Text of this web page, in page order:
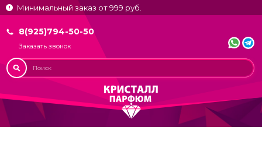
Минимальный заказ от 999 руб.
8(925)794-50-50
Заказать звонок